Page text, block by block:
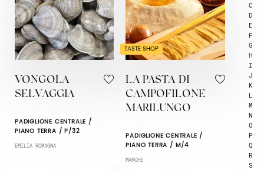
C
D
E
F
G
H
I
J
K
L
M
N
O
P
Q
R
S
VONGOLA
SELVAGGIA
PADIGLIONE CENTRALE /
PIANO TERRA / P/32
EMILIA ROMAGNA
TASTE SHOP
LA PASTA DI
CAMPOFILONE
MARILUNGO
PADIGLIONE CENTRALE /
PIANO TERRA / M/4
MARCHE